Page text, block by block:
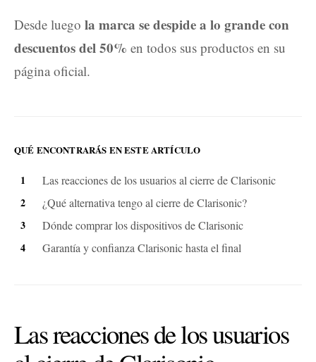
Desde luego la marca se despide a lo grande con
descuentos del 50% en todos sus productos en su
página oficial.
QUÉ ENCONTRARÁS EN ESTE ARTÍCULO
Las reacciones de los usuarios al cierre de Clarisonic
¿Qué alternativa tengo al cierre de Clarisonic?
Dónde comprar los dispositivos de Clarisonic
Garantía y confianza Clarisonic hasta el final
Las reacciones de los usuarios